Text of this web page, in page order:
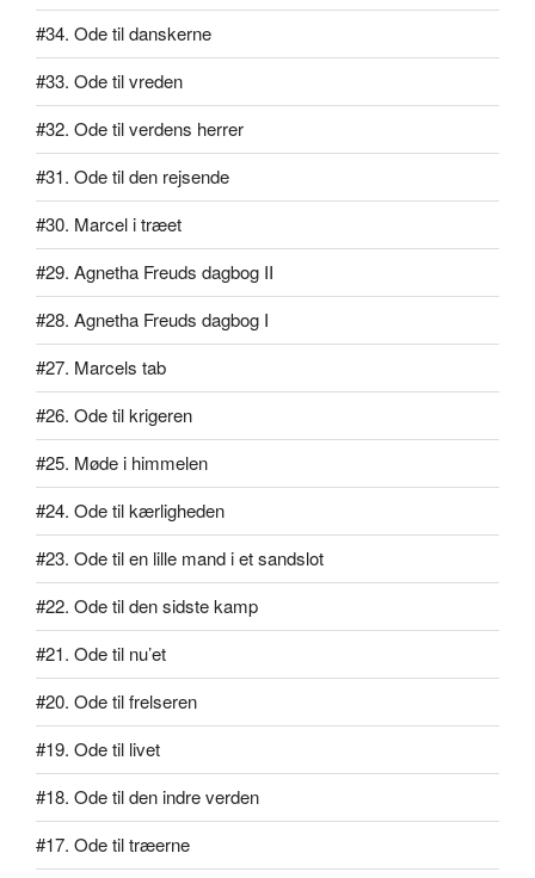
#34. Ode til danskerne
#33. Ode til vreden
#32. Ode til verdens herrer
#31. Ode til den rejsende
#30. Marcel i træet
#29. Agnetha Freuds dagbog II
#28. Agnetha Freuds dagbog I
#27. Marcels tab
#26. Ode til krigeren
#25. Møde i himmelen
#24. Ode til kærligheden
#23. Ode til en lille mand i et sandslot
#22. Ode til den sidste kamp
#21. Ode til nu’et
#20. Ode til frelseren
#19. Ode til livet
#18. Ode til den indre verden
#17. Ode til træerne